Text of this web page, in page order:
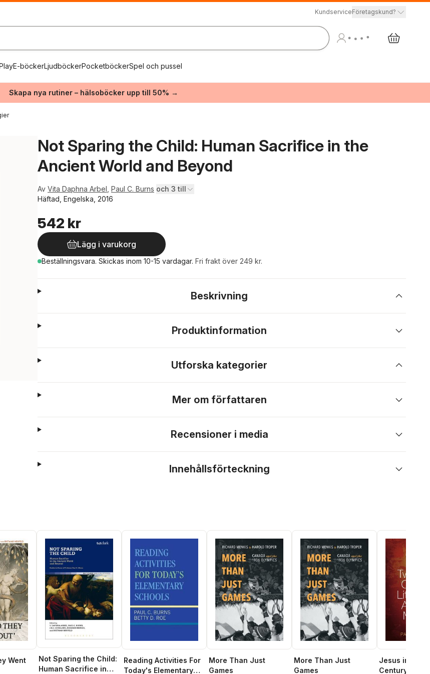
KundserviceFöretagskund?
E-böckerLjudböckerPocketböckerSpel och pussel
Skapa nya rutiner – hälsoböcker upp till 50% →
Not Sparing the Child: Human Sacrifice in the
Ancient World and Beyond
Av Vita Daphna Arbel Paul C. Burns och 3 till
Häftad, Engelska, 2016
542 kr
Lägg i varukorg
Beställningsvara. Skickas inom 10-15 vardagar. Fri frakt över 249 kr.
Beskrivning
Produktinformation
Utforska kategorier
Mer om författaren
Recensioner i media
Innehållsförteckning
Went
Not Sparing the Child:
Human Sacrifice in
Reading Activities For
Today's Elementary
More Than Just
Games
More Than Just
Games
Jesus in
Century